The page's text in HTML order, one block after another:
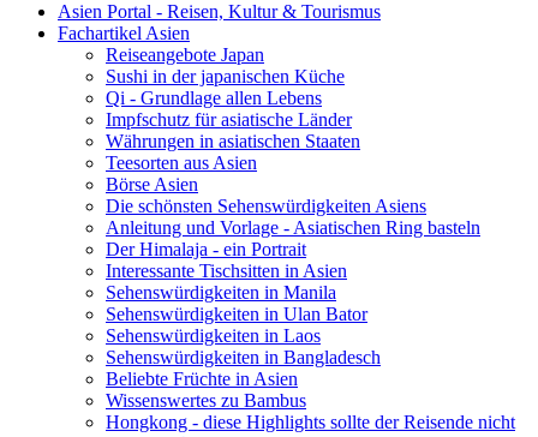
Asien Portal - Reisen, Kultur & Tourismus
Fachartikel Asien
Reiseangebote Japan
Sushi in der japanischen Küche
Qi - Grundlage allen Lebens
Impfschutz für asiatische Länder
Währungen in asiatischen Staaten
Teesorten aus Asien
Börse Asien
Die schönsten Sehenswürdigkeiten Asiens
Anleitung und Vorlage - Asiatischen Ring basteln
Der Himalaja - ein Portrait
Interessante Tischsitten in Asien
Sehenswürdigkeiten in Manila
Sehenswürdigkeiten in Ulan Bator
Sehenswürdigkeiten in Laos
Sehenswürdigkeiten in Bangladesch
Beliebte Früchte in Asien
Wissenswertes zu Bambus
Hongkong - diese Highlights sollte der Reisende nicht